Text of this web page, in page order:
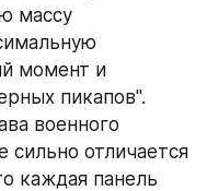
массу
момент и
пикапов".
военного
сильно отличается
каждая панель